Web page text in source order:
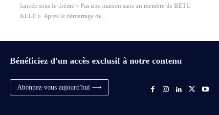
lancée sous le thème « Pas une maison sans un membre de BETU
KELE ». Après le démarrage de...
Bénéficiez d'un accès exclusif à notre contenu
Abonnez-vous aujourd'hui ⟶